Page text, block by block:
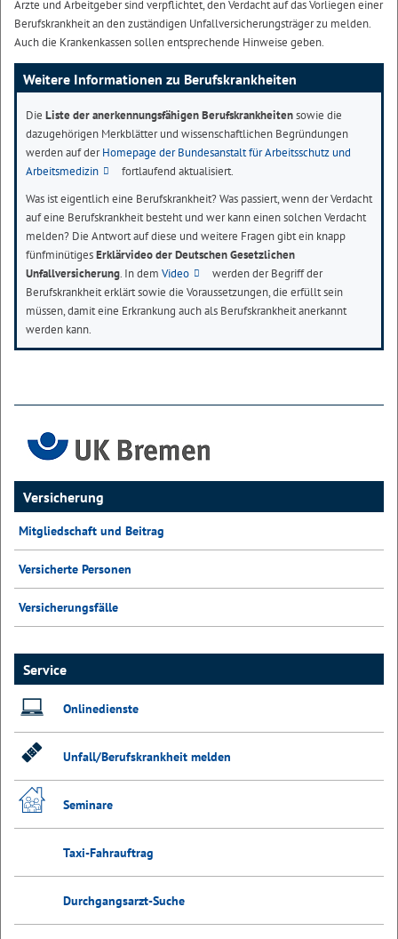
Ärzte und Arbeitgeber sind verpflichtet, den Verdacht auf das Vorliegen einer
Berufskrankheit an den zuständigen Unfallversicherungsträger zu melden.
Auch die Krankenkassen sollen entsprechende Hinweise geben.
Weitere Informationen zu Berufskrankheiten
Die Liste der anerkennungsfähigen Berufskrankheitensowie die
dazugehörigen Merkblätter und wissenschaftlichen Begründungen
werden auf derHomepage der Bundesanstalt für Arbeitsschutz und
Arbeitsmedizin
fortlaufend aktualisiert.
Was ist eigentlich eine Berufskrankheit? Was passiert, wenn der Verdacht
auf eine Berufskrankheit besteht und wer kann einen solchen Verdacht
melden? Die Antwort auf diese und weitere Fragen gibt ein knapp
fünfminütigesErklärvideo der Deutschen Gesetzlichen
Unfallversicherung. In dem Video
werden der Begriff der
Berufskrankheit erklärt sowie die Voraussetzungen, die erfüllt sein
müssen, damit eine Erkrankung auch als Berufskrankheit anerkannt
werden kann.
Versicherung
Mitgliedschaft und Beitrag
Versicherte Personen
Versicherungsfälle
Service
Onlinedienste
Unfall/Berufskrankheit melden
Seminare
Taxi-Fahrauftrag
Durchgangsarzt-Suche